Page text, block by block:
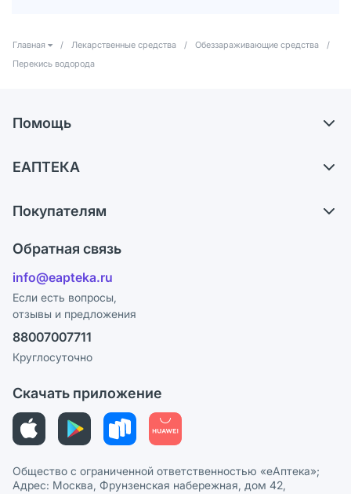
Главная / Лекарственные средства / Обеззараживающие средства
/
Перекись водорода
Помощь
Самовывоз из аптек
Ответы на вопросы
Блог
ЕАПТЕКА
Карьера
Поставщики
Лицензия
Реклама на сайте
Ваши товары на ЕАПТЕКЕ
Покупателям
Программа СберСпасибо
Политика конфиденциальности
Пользовательское соглашение
Политика рекомендаций
Этика и соответствие
Политика в отношении обработки персональных данных
Обратная связь
info@eapteka.ru
Если есть вопросы,
отзывы и предложения
88007007711
Круглосуточно
Скачать приложение
Общество с ограниченной ответственностью «еАптека»;
Адрес: Москва, Фрунзенская набережная, дом 42,